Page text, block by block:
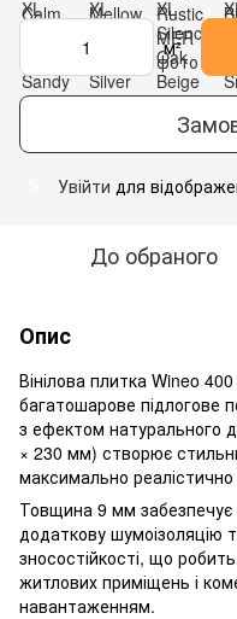
м²
Увійти для
До обраного
Опис
Вінілова плитка Wineo
багатошарове підлогове
з ефектом натурального
× 230 мм) створює
максимально
Товщина 9 мм забезпечує
додаткову шумоізоляцію
зносостійкості, що
житлових приміщень і
навантаженням.